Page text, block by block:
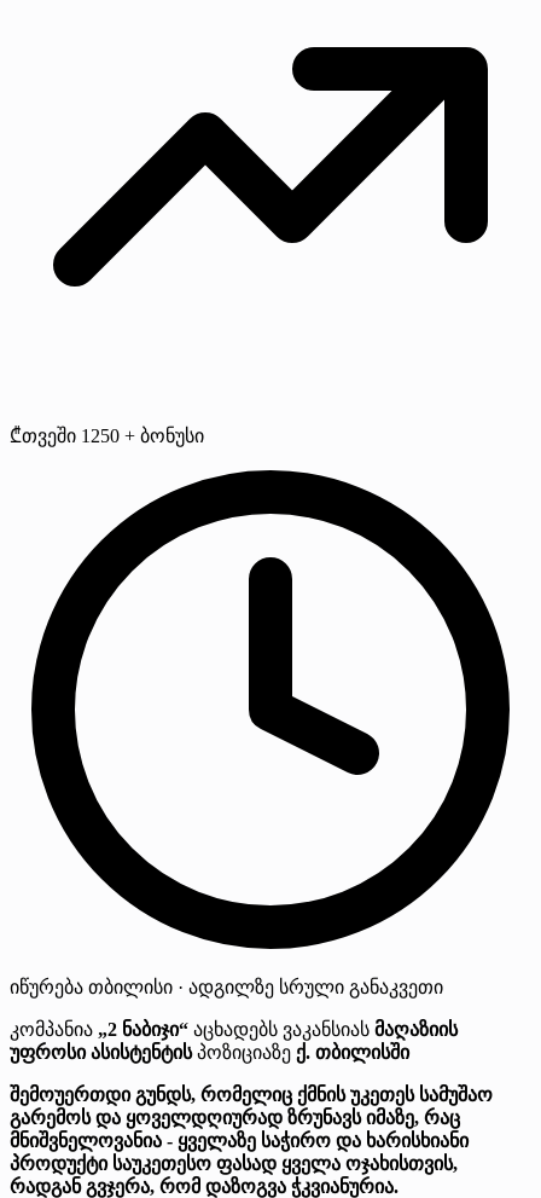
₾თვეში 1250 + ბონუსი
იწურება თბილისი · ადგილზე სრული განაკვეთი
კომპანია „2 ნაბიჯი“ აცხადებს ვაკანსიას მაღაზიის
უფროსი ასისტენტისპოზიციაზე ქ. თბილისში
შემოუერთდი გუნდს, რომელიც ქმნის უკეთეს სამუშაო
გარემოს და ყოველდღიურად ზრუნავს იმაზე, რაც
მნიშვნელოვანია - ყველაზე საჭირო და ხარისხიანი
პროდუქტი საუკეთესო ფასად ყველა ოჯახისთვის,
რადგან გვჯერა, რომ დაზოგვა ჭკვიანურია.